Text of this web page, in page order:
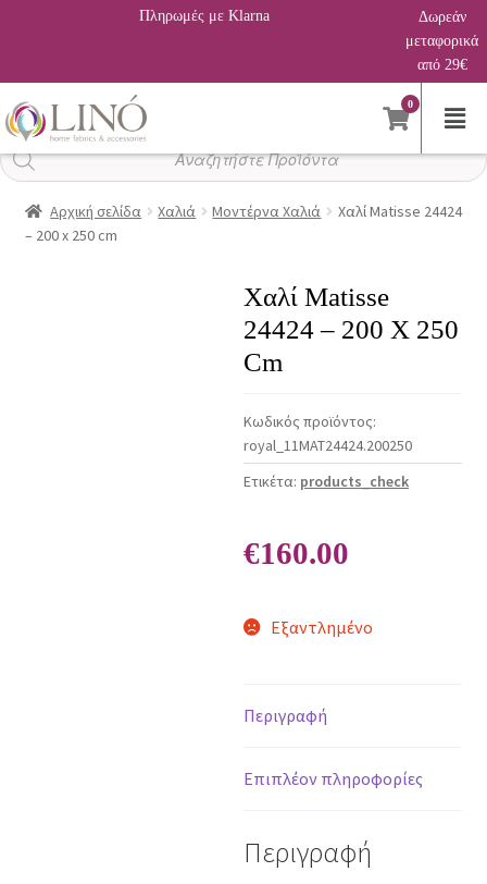
Πληρωμές με Klarna
Δωρεάν
μεταφορικά
από 29€
0
Αναζήτηση
προϊόντων
Αρχική σελίδα Χαλιά Μοντέρνα Χαλιά
Χαλί Matisse 24424
– 200 x 250 cm
Χαλί Matisse
24424 – 200 X 250
Cm
Κωδικός προϊόντος:
royal_11MAT24424.200250
Ετικέτα: products_check
€160.00
Εξαντλημένο
Περιγραφή
Επιπλέον πληροφορίες
Περιγραφή